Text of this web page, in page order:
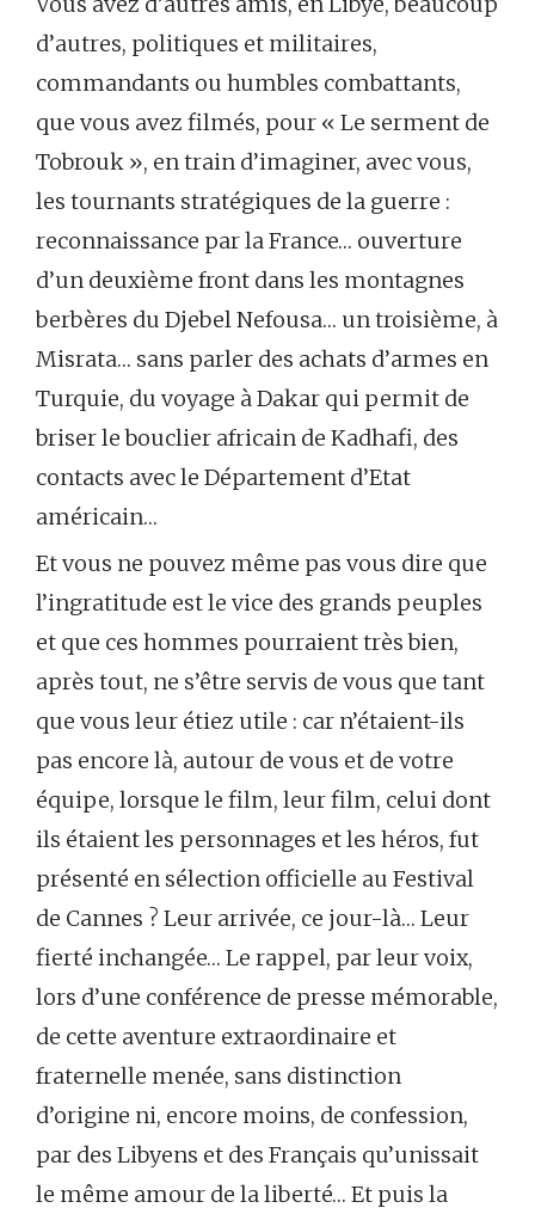
d’autres, politiques et militaires,
commandants ou humbles combattants,
que vous avez filmés, pour « Le serment de
Tobrouk », en train d’imaginer, avec vous,
les tournants stratégiques de la guerre :
reconnaissance par la France… ouverture
d’un deuxième front dans les montagnes
berbères du Djebel Nefousa… un troisième, à
Misrata… sans parler des achats d’armes en
Turquie, du voyage à Dakar qui permit de
briser le bouclier africain de Kadhafi, des
contacts avec le Département d’Etat
américain…
Et vous ne pouvez même pas vous dire que
l’ingratitude est le vice des grands peuples
et que ces hommes pourraient très bien,
après tout, ne s’être servis de vous que tant
que vous leur étiez utile : car n’étaient-ils
pas encore là, autour de vous et de votre
équipe, lorsque le film, leur film, celui dont
ils étaient les personnages et les héros, fut
présenté en sélection officielle au Festival
de Cannes ? Leur arrivée, ce jour-là… Leur
fierté inchangée… Le rappel, par leur voix,
lors d’une conférence de presse mémorable,
de cette aventure extraordinaire et
fraternelle menée, sans distinction
d’origine ni, encore moins, de confession,
par des Libyens et des Français qu’unissait
le même amour de la liberté… Et puis la